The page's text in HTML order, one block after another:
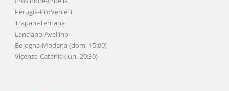
Perugia-ProVercelli
Trapani-Ternana
Lanciano-Avellino
Bologna-Modena (dom.-15:00)
Vicenza-Catania (lun.-20:30)